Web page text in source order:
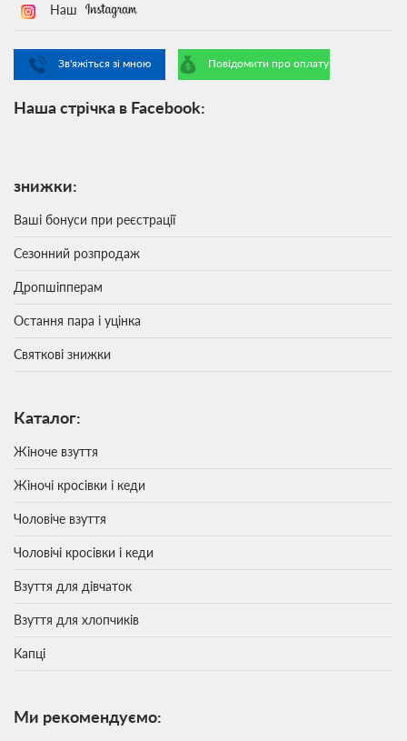
Наш
Зв'яжіться зі мною Повідомити про оплату
Наша стрічка в Facebook:
знижки:
Ваші бонуси при реєстрації
Сезонний розпродаж
Дропшіпперам
Остання пара і уцінка
Святкові знижки
Каталог:
Жіноче взуття
Жіночі кросівки і кеди
Чоловіче взуття
Чоловічі кросівки і кеди
Взуття для дівчаток
Взуття для хлопчиків
Капці
Ми рекомендуємо: